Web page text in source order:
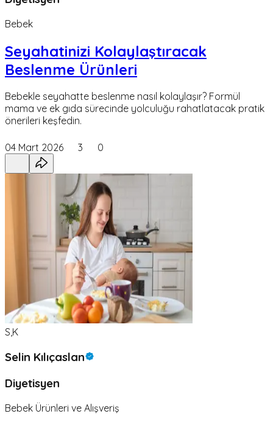
Bebek
Seyahatinizi Kolaylaştıracak
Beslenme Ürünleri
Bebekle seyahatte beslenme nasıl kolaylaşır? Formül
mama ve ek gıda sürecinde yolculuğu rahatlatacak pratik
önerileri keşfedin.
04 Mart 2026 3 0
S,K
Selin Kılıçaslan
Diyetisyen
Bebek Ürünleri ve Alışveriş